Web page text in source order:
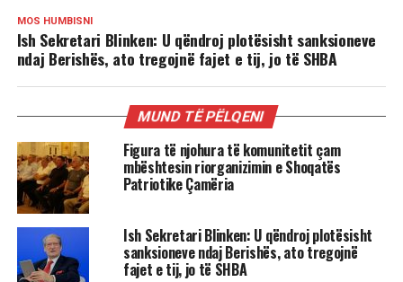
MOS HUMBISNI
Ish Sekretari Blinken: U qëndroj plotësisht sanksioneve
ndaj Berishës, ato tregojnë fajet e tij, jo të SHBA
MUND TË PËLQENI
Figura të njohura të komunitetit çam
mbështesin riorganizimin e Shoqatës
Patriotike Çamëria
Ish Sekretari Blinken: U qëndroj plotësisht
sanksioneve ndaj Berishës, ato tregojnë
fajet e tij, jo të SHBA